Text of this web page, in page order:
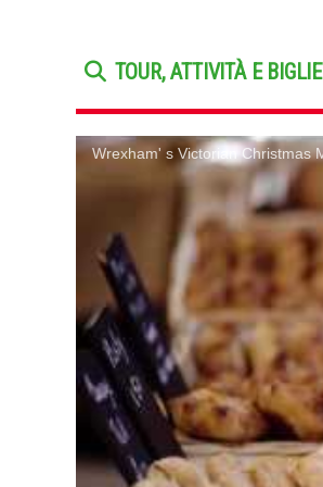
TOUR, ATTIVITÀ E
Wrexham' s Victorian Christmas